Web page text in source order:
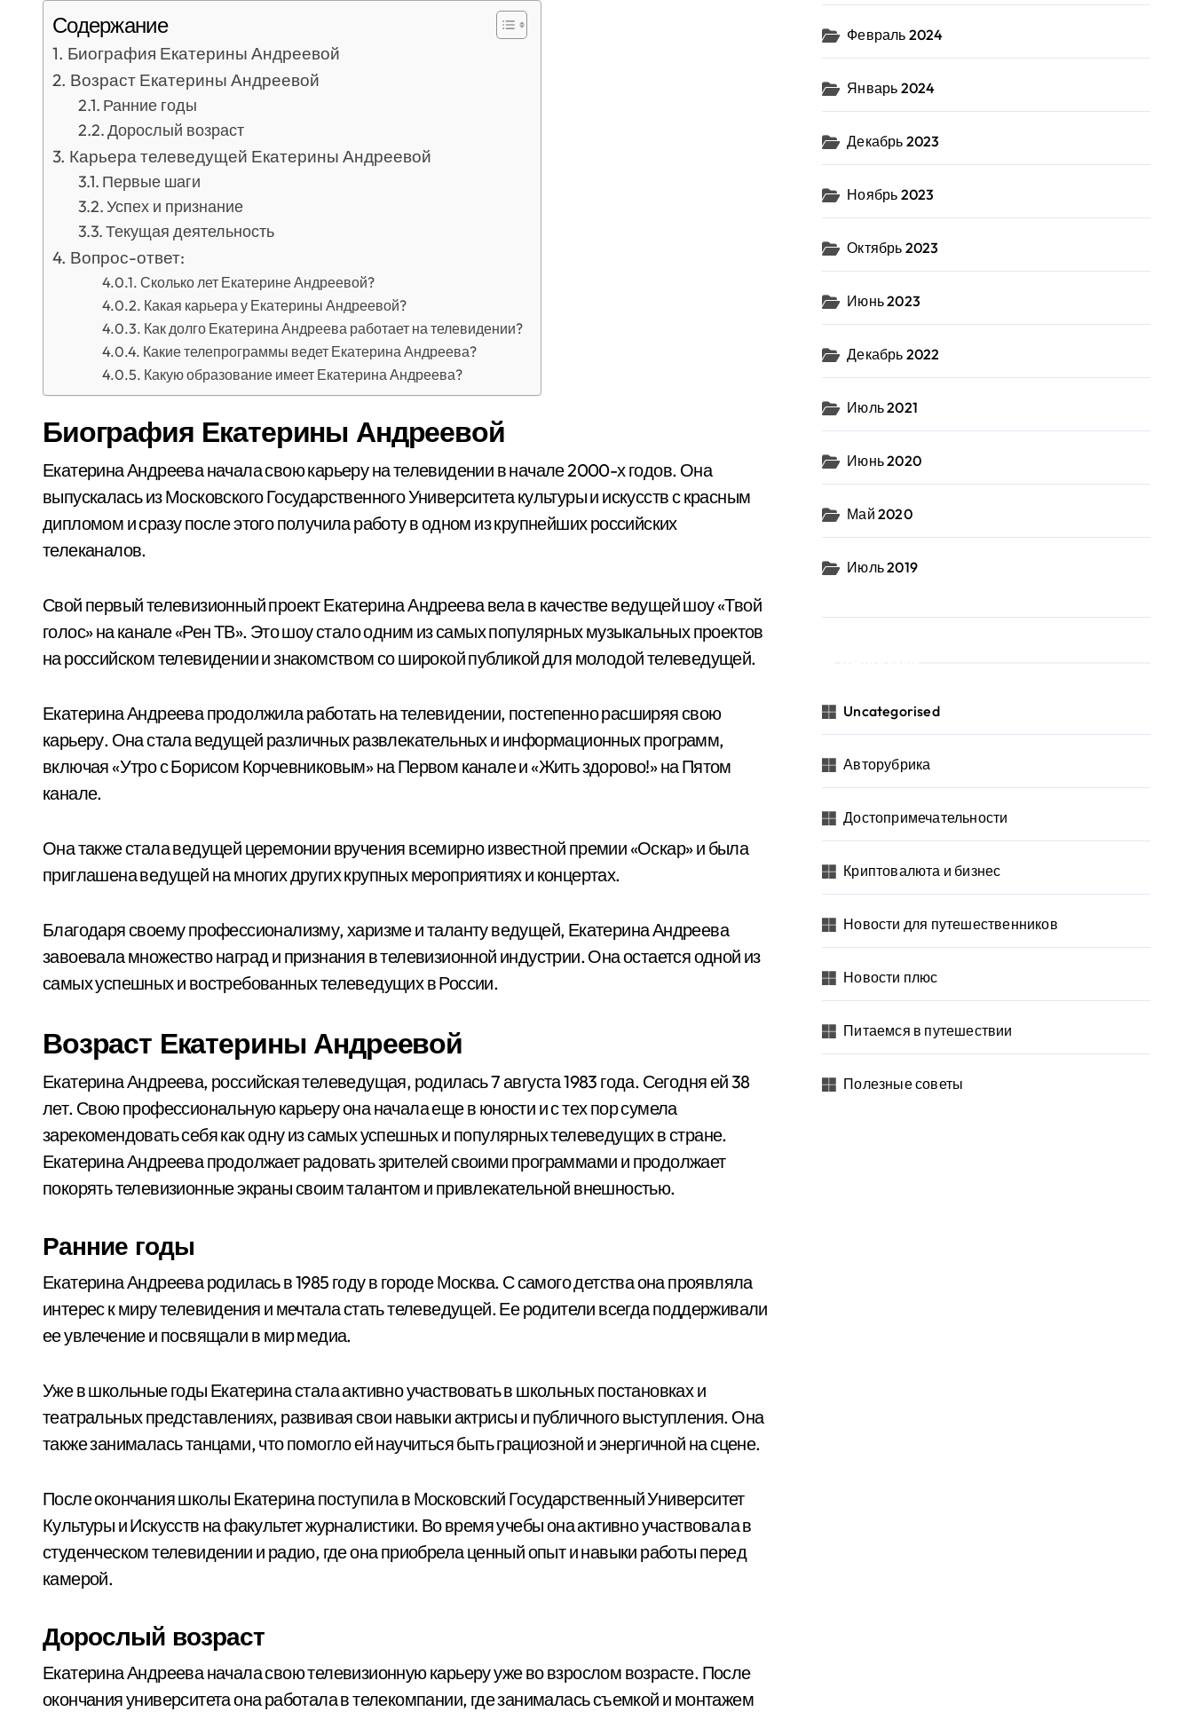
Содержание
Биография Екатерины Андреевой
Возраст Екатерины Андреевой
Ранние годы
Дорослый возраст
Карьера телеведущей Екатерины Андреевой
Первые шаги
Успех и признание
Текущая деятельность
Вопрос-ответ:
Сколько лет Екатерине Андреевой?
Какая карьера у Екатерины Андреевой?
Как долго Екатерина Андреева работает на телевидении?
Какие телепрограммы ведет Екатерина Андреева?
Какую образование имеет Екатерина Андреева?
Биография Екатерины Андреевой
Екатерина Андреева начала свою карьеру на телевидении в начале 2000-х годов. Она
выпускалась из Московского Государственного Университета культуры и искусств с красным
дипломом и сразу после этого получила работу в одном из крупнейших российских
телеканалов.
Свой первый телевизионный проект Екатерина Андреева вела в качестве ведущей шоу «Твой
голос» на канале «Рен ТВ». Это шоу стало одним из самых популярных музыкальных проектов
на российском телевидении и знакомством со широкой публикой для молодой телеведущей.
Екатерина Андреева продолжила работать на телевидении, постепенно расширяя свою
карьеру. Она стала ведущей различных развлекательных и информационных программ,
включая «Утро с Борисом Корчевниковым» на Первом канале и «Жить здорово!» на Пятом
канале.
Она также стала ведущей церемонии вручения всемирно известной премии «Оскар» и была
приглашена ведущей на многих других крупных мероприятиях и концертах.
Благодаря своему профессионализму, харизме и таланту ведущей, Екатерина Андреева
завоевала множество наград и признания в телевизионной индустрии. Она остается одной из
самых успешных и востребованных телеведущих в России.
Возраст Екатерины Андреевой
Екатерина Андреева, российская телеведущая, родилась 7 августа 1983 года. Сегодня ей 38
лет. Свою профессиональную карьеру она начала еще в юности и с тех пор сумела
зарекомендовать себя как одну из самых успешных и популярных телеведущих в стране.
Екатерина Андреева продолжает радовать зрителей своими программами и продолжает
покорять телевизионные экраны своим талантом и привлекательной внешностью.
Ранние годы
Екатерина Андреева родилась в 1985 году в городе Москва. С самого детства она проявляла
интерес к миру телевидения и мечтала стать телеведущей. Ее родители всегда поддерживали
ее увлечение и посвящали в мир медиа.
Уже в школьные годы Екатерина стала активно участвовать в школьных постановках и
театральных представлениях, развивая свои навыки актрисы и публичного выступления. Она
также занималась танцами, что помогло ей научиться быть грациозной и энергичной на сцене.
После окончания школы Екатерина поступила в Московский Государственный Университет
Культуры и Искусств на факультет журналистики. Во время учебы она активно участвовала в
студенческом телевидении и радио, где она приобрела ценный опыт и навыки работы перед
камерой.
Дорослый возраст
Екатерина Андреева начала свою телевизионную карьеру уже во взрослом возрасте. После
окончания университета она работала в телекомпании, где занималась съемкой и монтажем
Февраль 2024
Январь 2024
Декабрь 2023
Ноябрь 2023
Октябрь 2023
Июнь 2023
Декабрь 2022
Июль 2021
Июнь 2020
Май 2020
Июль 2019
Uncategorised
Авторубрика
Достопримечательности
Криптовалюта и бизнес
Новости для путешественников
Новости плюс
Питаемся в путешествии
Полезные советы